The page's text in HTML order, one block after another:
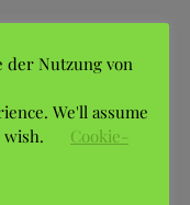
der Nutzung von
We'll assume
Cookie-